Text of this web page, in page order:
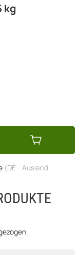
kg
(DE - Ausland